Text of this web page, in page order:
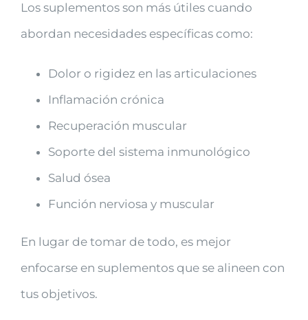
Los suplementos son más útiles cuando
abordan necesidades específicas como:
Dolor o rigidez en las articulaciones
Inflamación crónica
Recuperación muscular
Soporte del sistema inmunológico
Salud ósea
Función nerviosa y muscular
En lugar de tomar de todo, es mejor
enfocarse en suplementos que se alineen con
tus objetivos.